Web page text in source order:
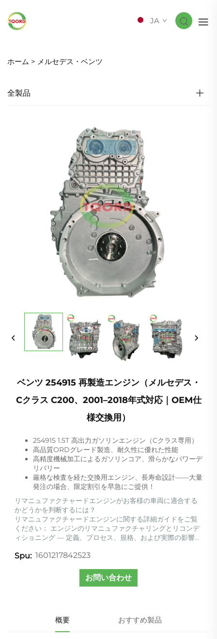
JA
ホーム > メルセデス・ベンツ
全製品
ベンツ 254915 再製造エンジン（メルセデス・
Cクラス C200、2001–2018年式対応｜OEM仕
様交換用）
254915 1.5T 高出力ガソリンエンジン（Cクラス専用）
高品質ORDグレード製造、耐久性に優れた性能
高精度機械加工によるガソリンコア、滑らかなパワーデ
リバリー
厳格な検査を経た交換用エンジン、長寿命設計——大量
発注の場合、限定割引を早急にご提供！
リマニュファクチャードエンジンがお客様の車両に適合する
かどうかを判断するには？
リマニュファクチャードエンジンに関する詳細ガイドをご覧
ください： エンジンのリマニュファクチャリングとリコンデ
ィショニング ― 定義、プロセス、規格、および実際の影響…
Spu: 1601217842523
お問い合わせ
概要 おすすめ製品